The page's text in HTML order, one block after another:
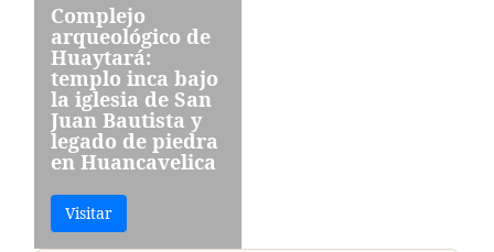
Complejo
arqueológico de
Huaytará:
templo inca bajo
la iglesia de San
Juan Bautista y
legado de piedra
en Huancavelica
Visitar